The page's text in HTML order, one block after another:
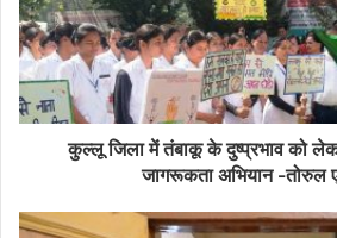
कुल्लू जिला में तंबाकू के दुष्प्रभाव को
जागरूकता अभियान -तोरुल